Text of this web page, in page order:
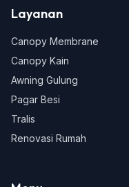
Layanan
Canopy Membrane
Canopy Kain
Awning Gulung
Pagar Besi
Tralis
Renovasi Rumah